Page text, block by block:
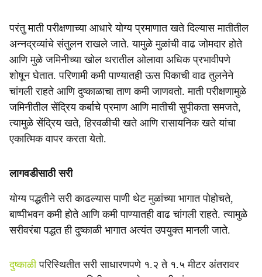
परंतु माती परीक्षणाच्या आधारे योग्य प्रमाणात खते दिल्यास मातीतील
अन्नद्रव्यांचे संतुलन राखले जाते. यामुळे मुळांची वाढ जोमदार होते
आणि मुळे जमिनीच्या खोल थरातील ओलावा अधिक प्रभावीपणे
शोषून घेतात. परिणामी कमी पाण्यातही ऊस पिकाची वाढ तुलनेने
चांगली राहते आणि दुष्काळाचा ताण कमी जाणवतो. माती परीक्षणामुळे
जमिनीतील सेंद्रिय कर्बाचे प्रमाण आणि मातीची सुपीकता समजते,
त्यामुळे सेंद्रिय खते, हिरवळीची खते आणि रासायनिक खते यांचा
एकात्मिक वापर करता येतो.
लागवडीसाठी सरी
योग्य पद्धतीने सरी काढल्यास पाणी थेट मुळांच्या भागात पोहोचते,
बाष्पीभवन कमी होते आणि कमी पाण्यातही वाढ चांगली राहते. त्यामुळे
सरीवरंबा पद्धत ही दुष्काळी भागात अत्यंत उपयुक्त मानली जाते.
दुष्काळीपरिस्थितीत सरी साधारणपणे १.२ ते १.५ मीटर अंतरावर